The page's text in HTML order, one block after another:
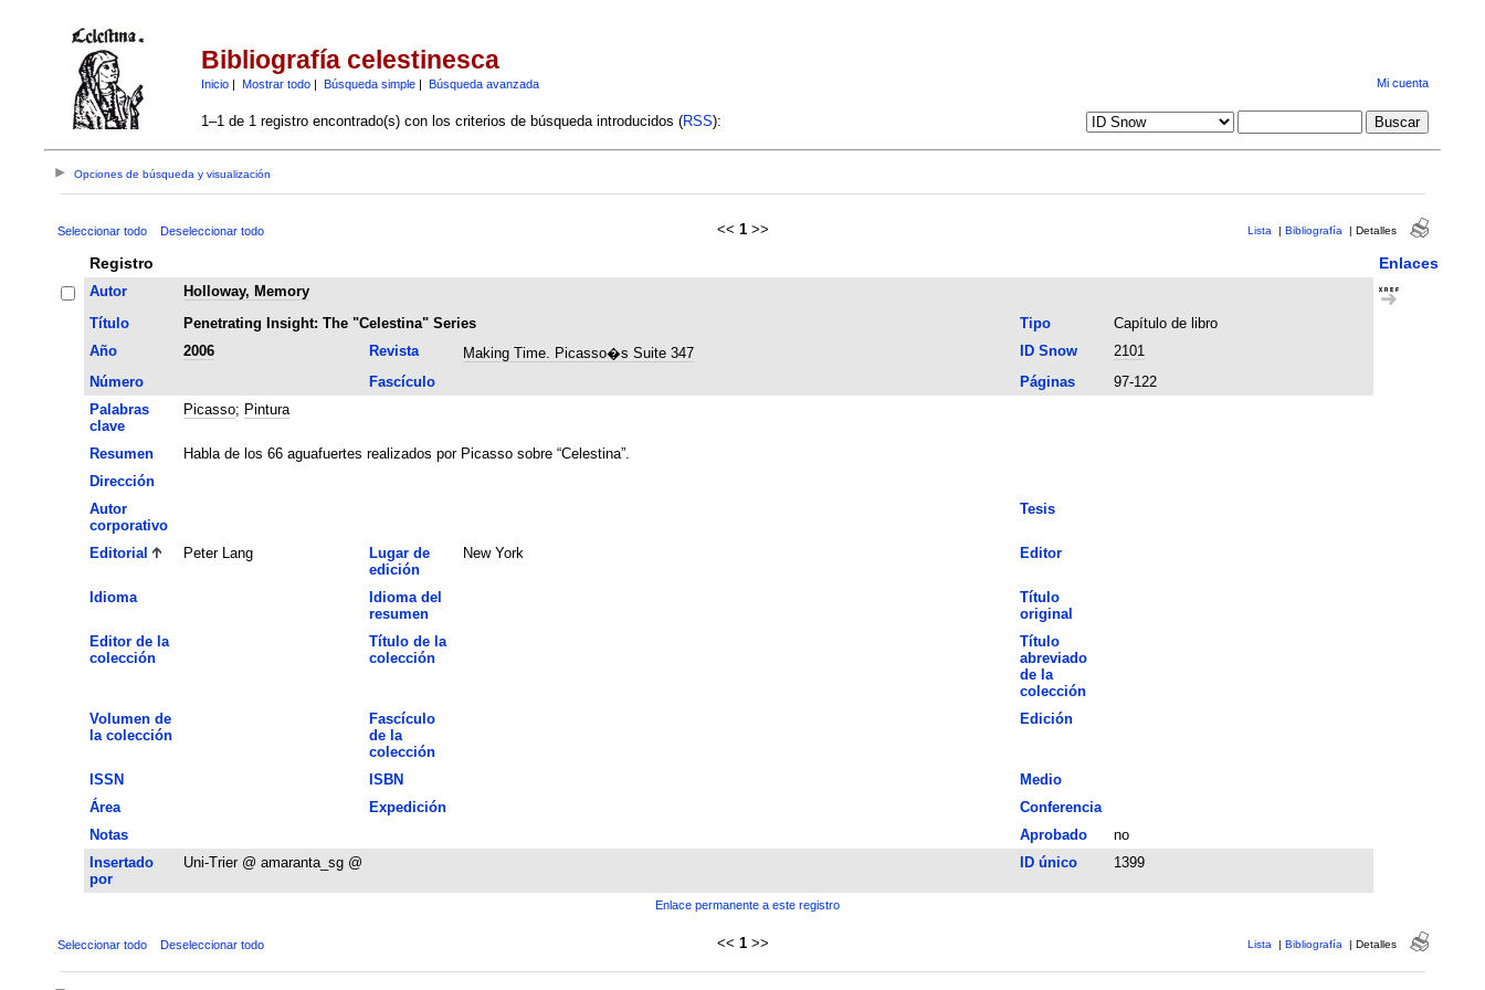
Bibliografía celestinesca
Inicio| Mostrar todo| Búsqueda simple| Búsqueda avanzada Mi cuenta
1–1 de 1 registro encontrado(s) con los criterios de búsqueda introducidos (RSS):
Opciones de búsqueda y visualización
Seleccionar todo Deseleccionar todo << 1 >> Lista | Bibliografía | Detalles
Registro Enlaces
Autor
Holloway, Memory
Título
Penetrating Insight: The "Celestina" Series Tipo
Capítulo de libro
Año
2006 Revista Making Time. Picasso�s Suite 347 ID Snow
2101
Número
Fascículo Páginas
97-122
Palabras
clave
Picasso; Pintura
Resumen
Habla de los 66 aguafuertes realizados por Picasso sobre “Celestina”.
Dirección
Autor
corporativo
Tesis
Editorial Peter Lang
Lugar de
edición
New York Editor
Idioma
Idioma del
resumen
Título
original
Editor de la
colección
Título de la
colección
Título
abreviado
de la
colección
Volumen de
la colección
Fascículo
de la
colección
Edición
ISSN ISBN
Medio
Área
Expedición
Conferencia
Notas
Aprobado
no
Insertado
por
Uni-Trier @ amaranta_sg @ ID único 1399
Enlace permanente a este registro
Seleccionar todo Deseleccionar todo << 1 >> Lista | Bibliografía | Detalles